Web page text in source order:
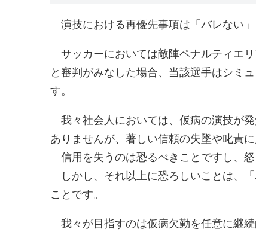
演技における再優先事項は「バレない」
サッカーにおいては敵陣ペナルティエ
と審判がみなした場合、当該選手はシミ
す。
我々社会人においては、仮病の演技が
ありませんが、著しい信頼の失墜や叱責
信用を失うのは恐るべきことですし、怒
しかし、それ以上に恐ろしいことは、
ことです。
我々が目指すのは仮病欠勤を任意に継続